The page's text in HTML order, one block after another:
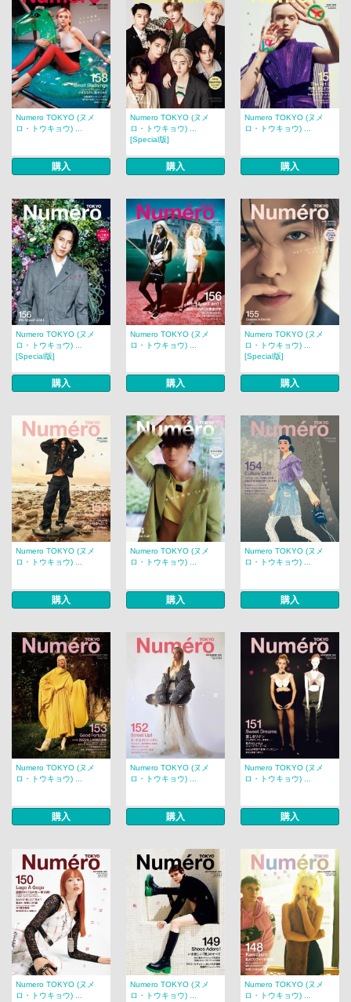
Numero TOKYO (ヌメ
ロ・トウキョウ) ...
購入
Numero TOKYO (ヌメ
ロ・トウキョウ) ...
[Special版]
購入
Numero TOKYO (ヌメ
ロ・トウキョウ) ...
購入
Numero TOKYO (ヌメ
ロ・トウキョウ) ...
[Special版]
購入
Numero TOKYO (ヌメ
ロ・トウキョウ) ...
購入
Numero TOKYO (ヌメ
ロ・トウキョウ) ...
[Special版]
購入
Numero TOKYO (ヌメ
ロ・トウキョウ) ...
購入
Numero TOKYO (ヌメ
ロ・トウキョウ) ...
購入
Numero TOKYO (ヌメ
ロ・トウキョウ) ...
購入
Numero TOKYO (ヌメ
ロ・トウキョウ) ...
購入
Numero TOKYO (ヌメ
ロ・トウキョウ) ...
購入
Numero TOKYO (ヌメ
ロ・トウキョウ) ...
購入
Numero TOKYO (ヌメ
ロ・トウキョウ) ...
Numero TOKYO (ヌメ
ロ・トウキョウ) ...
Numero TOKYO (ヌメ
ロ・トウキョウ) ...